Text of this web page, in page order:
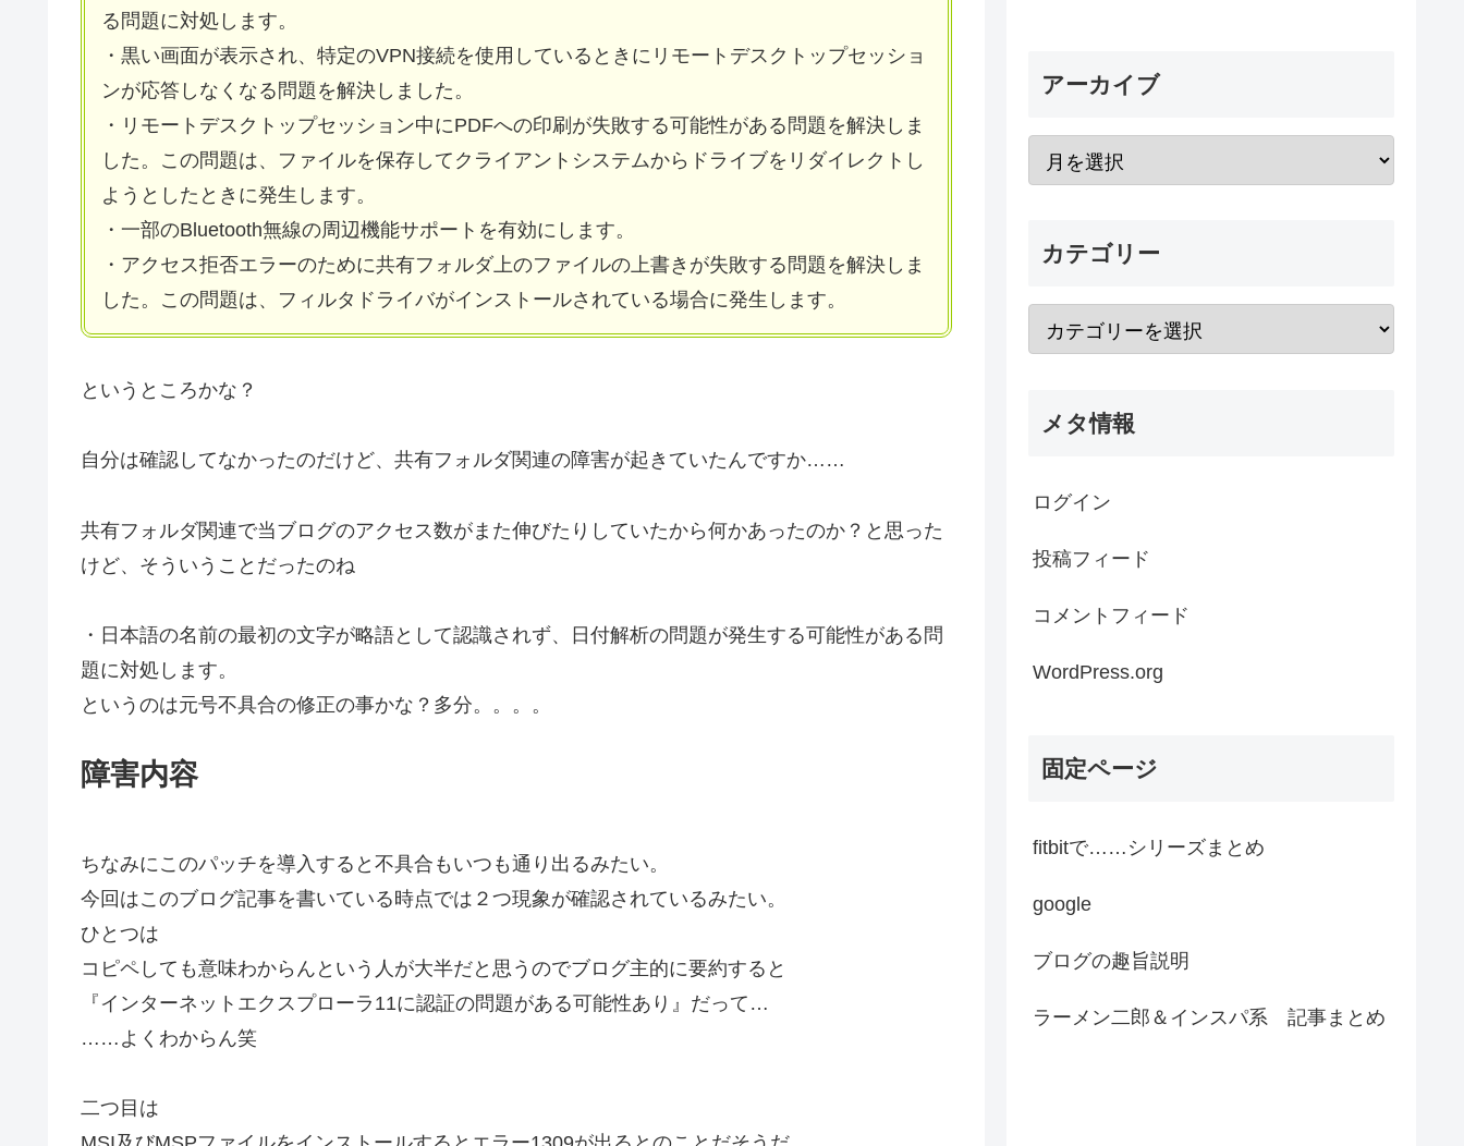
る問題に対処します。
・黒い画面が表示され、特定のVPN接続を使用しているときにリモートデスクトップセッショ
ンが応答しなくなる問題を解決しました。
・リモートデスクトップセッション中にPDFへの印刷が失敗する可能性がある問題を解決しま
した。この問題は、ファイルを保存してクライアントシステムからドライブをリダイレクトし
ようとしたときに発生します。
・一部のBluetooth無線の周辺機能サポートを有効にします。
・アクセス拒否エラーのために共有フォルダ上のファイルの上書きが失敗する問題を解決しま
した。この問題は、フィルタドライバがインストールされている場合に発生します。
というところかな？
自分は確認してなかったのだけど、共有フォルダ関連の障害が起きていたんですか……
共有フォルダ関連で当ブログのアクセス数がまた伸びたりしていたから何かあったのか？と思った
けど、そういうことだったのね
・日本語の名前の最初の文字が略語として認識されず、日付解析の問題が発生する可能性がある問
題に対処します。
というのは元号不具合の修正の事かな？多分。。。。
障害内容
ちなみにこのパッチを導入すると不具合もいつも通り出るみたい。
今回はこのブログ記事を書いている時点では２つ現象が確認されているみたい。
ひとつは
コピペしても意味わからんという人が大半だと思うのでブログ主的に要約すると
『インターネットエクスプローラ11に認証の問題がある可能性あり』だって…
……よくわからん笑
二つ目は
アーカイブ
カテゴリー
メタ情報
ログイン
投稿フィード
コメントフィード
WordPress.org
固定ページ
fitbitで……シリーズまとめ
google
ブログの趣旨説明
ラーメン二郎＆インスパ系 記事まとめ